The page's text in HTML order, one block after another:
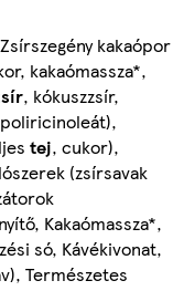
kakaópor
kakaómassza*,
, kókuszzsír,
tej, cukor),
(zsírsavak
Kakaómassza*,
só, Kávékivonat,
Természetes